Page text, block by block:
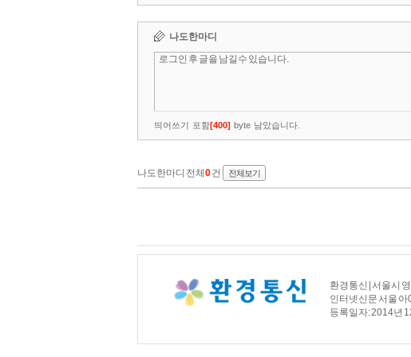
환경통신 | 서울시
인터넷신문 서울
등록일자: 2014년